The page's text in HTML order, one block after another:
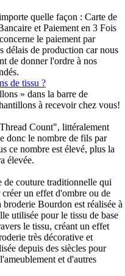
quelle façon : Carte de
et Paiement en 3 Fois
le paiement par
délais de production car nous
de donner l'ordre à nos
de tissu ?
» dans la barre de
à recevoir chez vous!
Count", littéralement
donc le nombre de fils par
ce nombre est élevé, plus la
élevée.
de couture traditionnelle qui
un effet d'ombre ou de
Bourdon est réalisée à
utilisée pour le tissu de base
le tissu, créant un effet
très décorative et
depuis des siècles pour
et d'autres